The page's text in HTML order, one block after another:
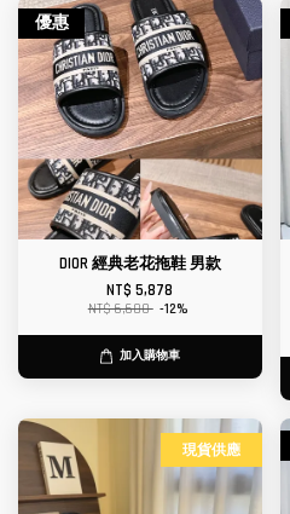
優惠
DIOR 經典老花拖鞋 男款
NT$ 5,878
NT$ 6,680 -12%
加入購物車
現貨供應